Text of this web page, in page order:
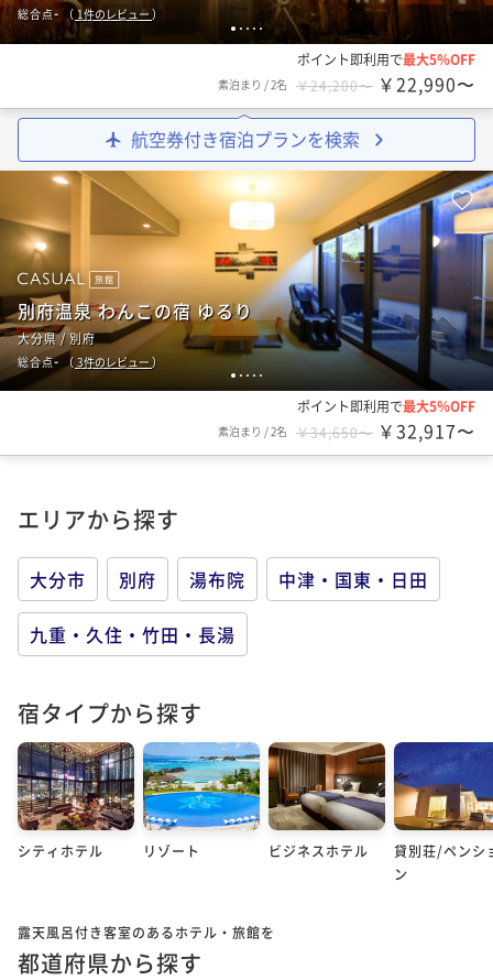
1 2 3 4 5
総合点-（ 1件のレビュー ）
ポイント即利用で最大5％OFF
素泊まり /2名 ￥24,200〜 ￥22,990〜
航空券付き宿泊プランを検索
1 2 3 4 5
旅館
別府温泉 わんこの宿 ゆるり
大分県 / 別府
総合点- （ 3件のレビュー）
ポイント即利用で最大5％OFF
素泊まり /2名 ￥34,650〜 ￥32,917〜
エリアから探す
大分市 別府 湯布院 中津・国東・日田
九重・久住・竹田・長湯
宿タイプから探す
シティホテル リゾート ビジネスホテル
貸別荘/ペンシ
ン
露天風呂付き客室のあるホテル・旅館を
都道府県から探す